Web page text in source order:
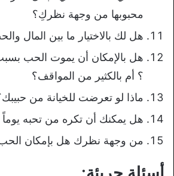
محبوبها من وجهة نظركِ؟
هل لك بالاختيار ما بين المال
هل بالإمكان أن يموت الحب
؟ أم بالكثير من المواقف؟
ماذا لو تعرضت للخيانة من
هل يمكنك أن تكره من تحبه يوماً
من وجهة نظرك هل بإمكان